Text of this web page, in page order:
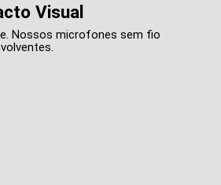
Visual
Nossos microfones sem fio